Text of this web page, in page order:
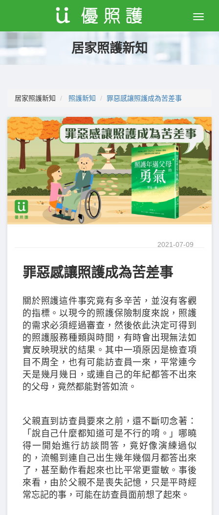
Toggle
居家照護新知
居家照護新知 照護新知 罪惡感讓照護成為苦差事
2021-07-09
罪惡感讓照護成為苦差事
關於照護這件事究竟有多辛苦，並沒有客觀
的指標。以現今的照護保險制度來說，照護
的需求必須經過審查，然後依此決定可得到
的照護服務種類與時間，有時會出現無法如
實反映現狀的結果。其中一項原因是檢查項
目不周全，也有可能訪查員一來，平常連今
天是幾月幾日，或連自己的年紀都答不出來
的父母，竟然都能對答如流。
父親直到訪查員要來之前，還不斷叨念著：
「說自己什麼都知道可是不行的唷。」哪曉
得一開始進行訪談問答，竟好像演練過似
的，流暢到連自己出生幾年幾個月都答出來
了，甚至動作看起來也比平常更靈敏。事後
來看，由於父親不是喪失記憶，只是平時經
常忘記的事，可能在訪查員面前想了起來。